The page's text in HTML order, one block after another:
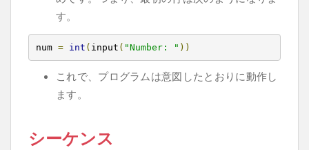
す。
num = int ( input ( "Number: " ))
これで、プログラムは意図したとおりに動作し
ます。
シーケンス